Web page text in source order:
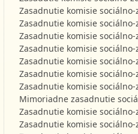
Zasadnutie komisie
Zasadnutie komisie
Zasadnutie komisie
Zasadnutie komisie
Zasadnutie komisie
Zasadnutie komisie
Zasadnutie komisie
Mimoriadne zasadnutie
Zasadnutie komisie
Zasadnutie komisie